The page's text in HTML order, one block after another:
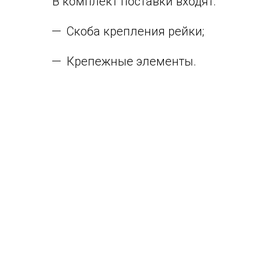
Скоба крепления рейки;
Крепежные элементы.